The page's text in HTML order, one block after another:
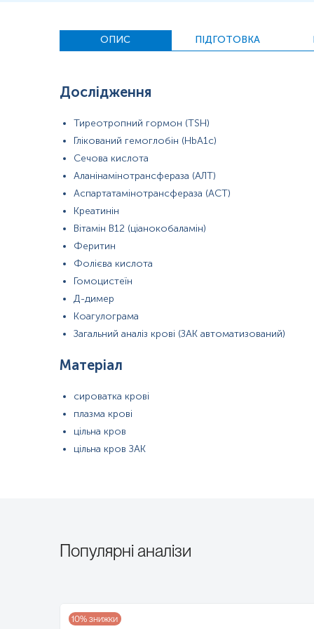
ДослідженняГлікований
Застереження!
ОПИС ПІДГОТОВКА
Дослідження
Тиреотропний гормон (TSH)
Глікований гемоглобін (HbA1c)
Сечова кислота
Аланінамінотрансфераза (АЛТ)
Аспартатамінотрансфераза (АСТ)
Креатинін
Вітамін В12 (ціанокобаламін)
Феритин
Фолієва кислота
Гомоцистеїн
Д-димер
Коагулограма
Загальний аналіз крові (ЗАК автоматизований)
Матеріал
сироватка крові
плазма крові
цільна кров
цільна кров ЗАК
Популярні аналізи
10% знижки